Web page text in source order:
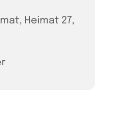
Heimat 27,